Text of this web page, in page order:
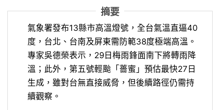
摘要
氣象署發布13縣市高溫燈號，全台氣溫直逼40
度，台北、台南及屏東需防範38度極端高溫。
專家吳德榮表示，29日梅雨鋒面南下將轉雨降
溫；此外，第五號輕颱「薔蜜」預估最快27日
生成，雖對台無直接威脅，但後續路徑仍需持
續觀察。